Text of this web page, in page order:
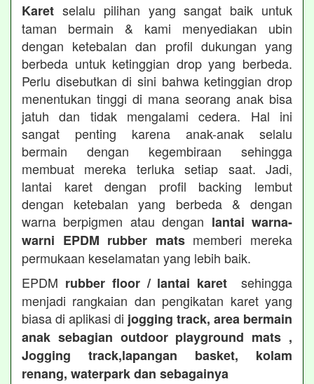
Karet selalu pilihan yang sangat baik untuk
taman bermain & kami menyediakan ubin
dengan ketebalan dan profil dukungan yang
berbeda untuk ketinggian drop yang berbeda.
Perlu disebutkan di sini bahwa ketinggian drop
menentukan tinggi di mana seorang anak bisa
jatuh dan tidak mengalami cedera. Hal ini
sangat penting karena anak-anak selalu
bermain dengan kegembiraan sehingga
membuat mereka terluka setiap saat. Jadi,
lantai karet dengan profil backing lembut
dengan ketebalan yang berbeda & dengan
warna berpigmen atau dengan lantai warna-
warni EPDM rubber matsmemberi mereka
permukaan keselamatan yang lebih baik.
EPDM rubber floor / lantai karet sehingga
menjadi rangkaian dan pengikatan karet yang
biasa di aplikasi di jogging track, area bermain
anak sebagian outdoor playground mats ,
Jogging track,lapangan basket, kolam
renang, waterpark dan sebagainya